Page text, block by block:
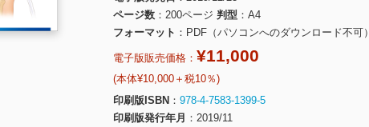
ページ数
200ページ 判型
A4
フォーマット
PDF（パソコンへのダウンロード不可）
電子版販売価格： ¥11,000
(本体¥10,000＋税10％)
印刷版ISBN
978-4-7583-1399-5
印刷版発行年月
2019/11